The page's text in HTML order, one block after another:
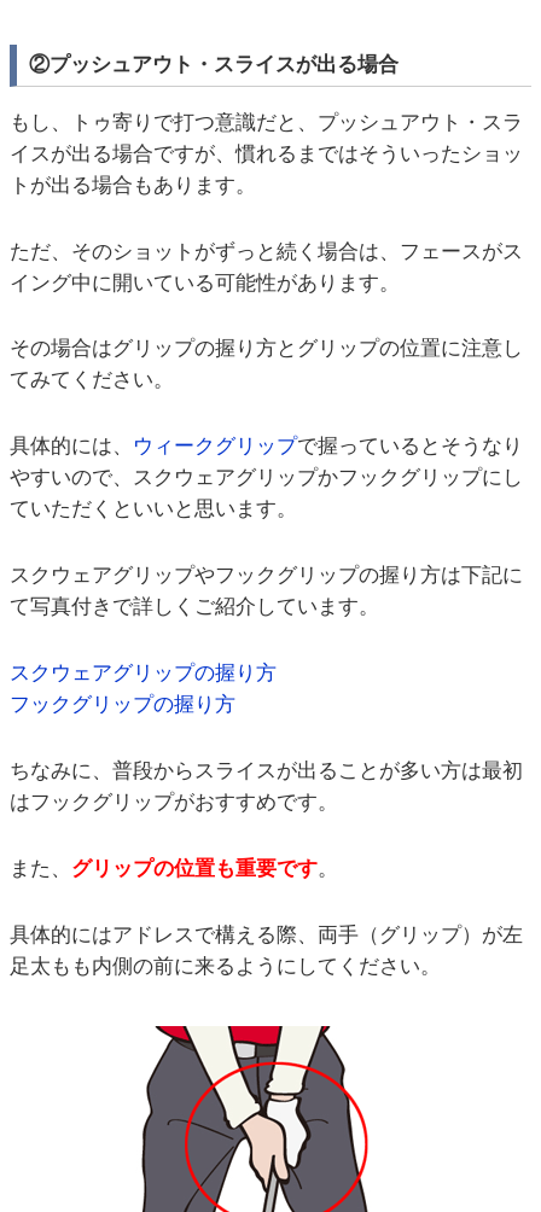
②プッシュアウト・スライスが出る場合
もし、トゥ寄りで打つ意識だと、プッシュアウト・スラ
イスが出る場合ですが、慣れるまではそういったショッ
トが出る場合もあります。
ただ、そのショットがずっと続く場合は、フェースがス
イング中に開いている可能性があります。
その場合はグリップの握り方とグリップの位置に注意し
てみてください。
具体的には、 ウィークグリップで握っているとそうなり
やすいので、スクウェアグリップかフックグリップにし
ていただくといいと思います。
スクウェアグリップやフックグリップの握り方は下記に
て写真付きで詳しくご紹介しています。
スクウェアグリップの握り方
フックグリップの握り方
ちなみに、普段からスライスが出ることが多い方は最初
はフックグリップがおすすめです。
また、 グリップの位置も重要です。
具体的にはアドレスで構える際、両手（グリップ）が左
足太もも内側の前に来るようにしてください。